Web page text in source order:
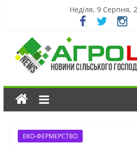
Неділя, 9 Серпня,
ЕКО-ФЕРМЕРСТВО